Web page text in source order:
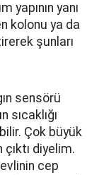
yapının yanı
kolonu ya da
şunları
sensörü
sıcaklığı
Çok büyük
diyelim.
cep